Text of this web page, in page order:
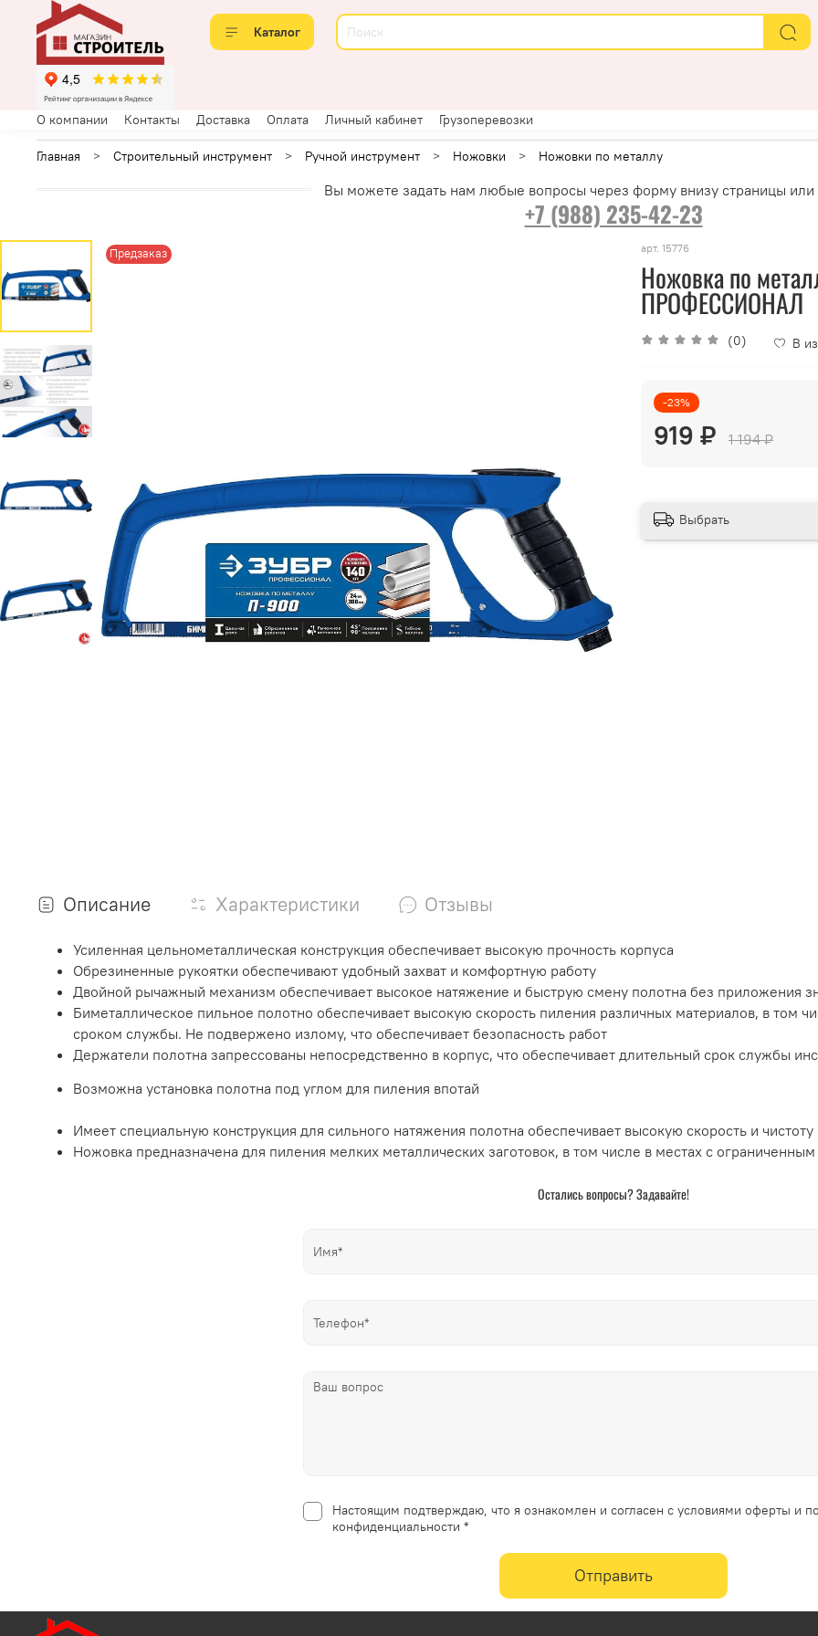
Каталог
О компании Контакты Доставка Оплата Личный кабинет Грузоперевозки
Главная Строительный инструмент Ручной инструмент Ножовки Ножовки по металлу
Вы можете задать нам любые вопросы через форму внизу страницы
+7 (988) 235-42-23
Предзаказ арт. 15776
Ножовка по
ПРОФЕССИОНАЛ
(0) В
-23%
919 ₽ 1 194 ₽
Выбрать
Описание Характеристики Отзывы
Усиленная цельнометаллическая конструкция обеспечивает высокую прочность корпуса
Обрезиненные рукоятки обеспечивают удобный захват и комфортную работу
Двойной рычажный механизм обеспечивает высокое натяжение и быструю смену полотна без приложения
Биметаллическое пильное полотно обеспечивает высокую скорость пиления различных материалов, в том
сроком службы. Не подвержено излому, что обеспечивает безопасность работ
Держатели полотна запрессованы непосредственно в корпус, что обеспечивает длительный срок службы
Возможна установка полотна под углом для пиления впотай
Имеет специальную конструкция для сильного натяжения полотна обеспечивает высокую скорость и
Ножовка предназначена для пиления мелких металлических заготовок, в том числе в местах с
Остались вопросы? Задавайте!
Настоящим подтверждаю, что я ознакомлен и согласен с условиями оферты и
конфиденциальности *
Отправить